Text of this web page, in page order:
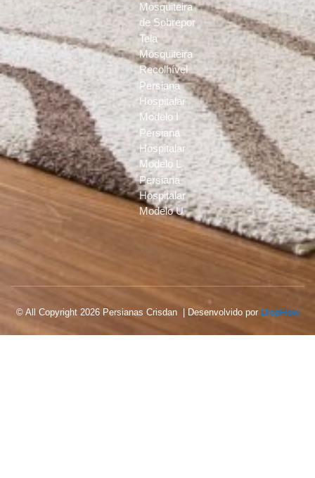
Mosquiteira
de Sobrepor
Tela
Mosquiteira
Recolhível
Persiana
Hospitalar
Modelo I
Persiana
Hospitalar
Modelo L
Persiana
Hospitalar
Modelo U
© All Copyright 2026 Persianas Crisdan | Desenvolvido por DropFlow